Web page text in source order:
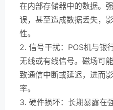
在内部存储器中的数据。
误，甚至造成数据丢失，
性。
2. 信号干扰：POS机与银
无线或有线信号。磁场可
致通信中断或延迟，进而
率。
3. 硬件损坏：长期暴露在